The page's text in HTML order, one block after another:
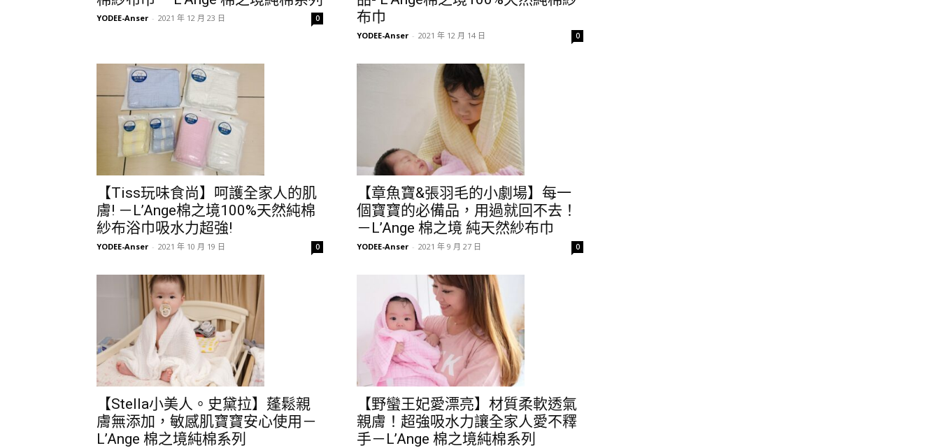
YODEE-Anser - 2021 年 12 月 23 日 0
布巾
YODEE-Anser - 2021 年 12 月 14 日 0
【Tiss玩味食尚】呵護全家人的肌
膚! －L’Ange棉之境100%天然純棉
紗布浴巾吸水力超強!
YODEE-Anser - 2021 年 10 月 19 日 0
【章魚寶&張羽毛的小劇場】每一
個寶寶的必備品，用過就回不去！
－L’Ange 棉之境 純天然紗布巾
YODEE-Anser - 2021 年 9 月 27 日 0
【Stella小美人。史黛拉】蓬鬆親
膚無添加，敏感肌寶寶安心使用－
L’Ange 棉之境純棉系列
【野蠻王妃愛漂亮】材質柔軟透氣
親膚！超強吸水力讓全家人愛不釋
手－L’Ange 棉之境純棉系列